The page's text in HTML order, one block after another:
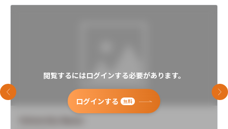
閲覧するにはログインする必要があります。
ログインする 無料
前のスライド 次